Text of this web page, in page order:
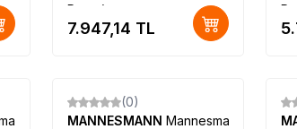
Parça)
7.947,14 TL
(0)
MANNESMANN Mannesmann